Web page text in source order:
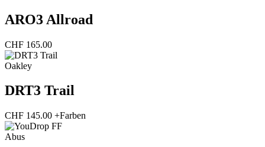
ARO3 Allroad
CHF 165.00
Oakley
DRT3 Trail
CHF 145.00 +Farben
Abus